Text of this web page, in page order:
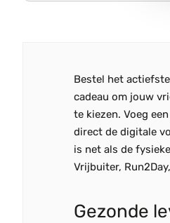
Bestel het
cadeau om jouw
te kiezen. Voeg
direct de digitale
is net als de
Vrijbuiter,
Gezonde